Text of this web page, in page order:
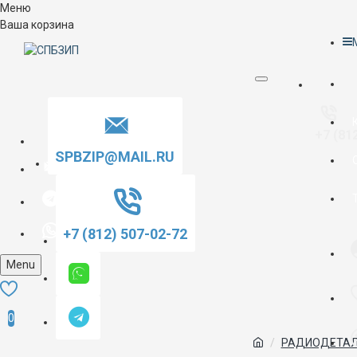
Меню
Ваша корзина
SPBZIP@MAIL.RU
+7 (812) 507-02-72
Menu
0